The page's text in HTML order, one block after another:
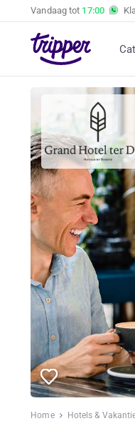
Vandaag tot 17:00
Home Hotels &